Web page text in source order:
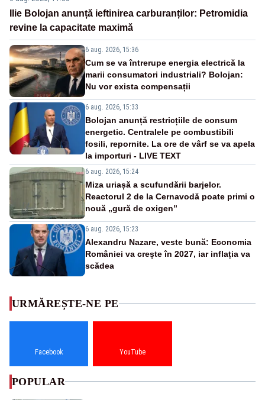
Ilie Bolojan anunță ieftinirea carburanților: Petromidia
revine la capacitate maximă
6 aug. 2026, 15:36
Cum se va întrerupe energia electrică la
marii consumatori industriali? Bolojan:
Nu vor exista compensații
6 aug. 2026, 15:33
Bolojan anunță restricțiile de consum
energetic. Centralele pe combustibili
fosili, repornite. La ore de vârf se va apela
la importuri - LIVE TEXT
6 aug. 2026, 15:24
Miza uriașă a scufundării barjelor.
Reactorul 2 de la Cernavodă poate primi o
nouă „gură de oxigen”
6 aug. 2026, 15:23
Alexandru Nazare, veste bună: Economia
României va crește în 2027, iar inflația va
scădea
URMĂREȘTE-NE PE
Facebook YouTube
POPULAR